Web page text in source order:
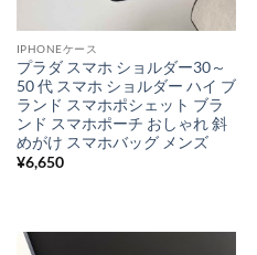
IPHONEケース
プラダ スマホ ショルダー30～
50 代 スマホ ショルダー ハイ ブ
ランド スマホポシェット ブラ
ンド スマホポーチ おしゃれ 斜
めがけ スマホバッグ メンズ
¥6,650